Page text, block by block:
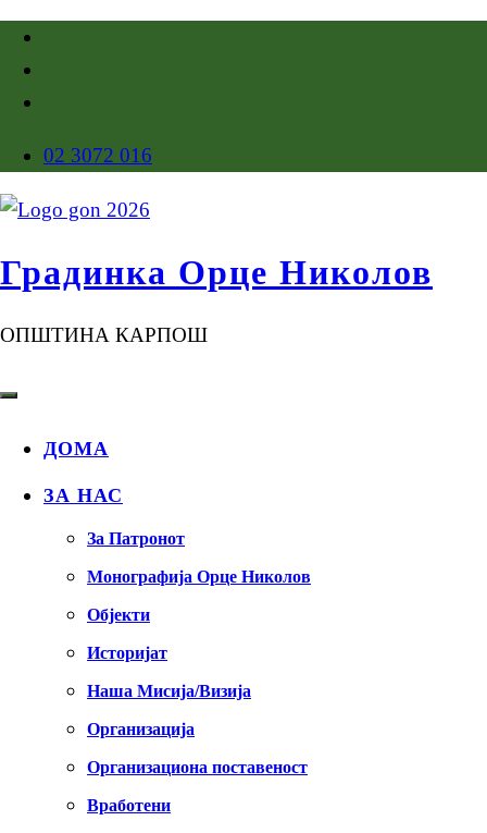
02 3072 016
Градинка Орце Николов
ОПШТИНА КАРПОШ
ДОМА
ЗА НАС
За Патронот
Монографија Орце Николов
Објекти
Историјат
Наша Мисија/Визија
Организација
Организациона поставеност
Вработени